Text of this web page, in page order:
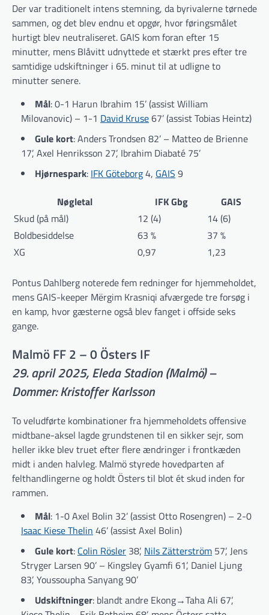
Der var traditionelt intens stemning, da byrivalerne tørnede
sammen, og det blev endnu et opgør, hvor føringsmålet
hurtigt blev neutraliseret. GAIS kom foran efter 15
minutter, mens Blåvitt udnyttede et stærkt pres efter tre
samtidige udskiftninger i 65. minut til at udligne to
minutter senere.
Mål: 0-1 Harun Ibrahim 15’ (assist William
Milovanovic) – 1-1 David Kruse67’ (assist Tobias Heintz)
Gule kort: Anders Trondsen 82’ – Matteo de Brienne
17’, Axel Henriksson 27’, Ibrahim Diabaté 75’
Hjørnespark: IFK Göteborg4, GAIS 9
Nøgletal
IFK Gbg
GAIS
Skud (på mål)
12 (4)
14 (6)
Boldbesiddelse
63 %
37 %
XG
0,97 1,23
Pontus Dahlberg noterede fem redninger for hjemmeholdet,
mens GAIS-keeper Mërgim Krasniqi afværgede tre forsøg i
en kamp, hvor gæsterne også blev fanget i offside seks
gange.
Malmö FF 2 – 0 Östers IF
29. april 2025, Eleda Stadion (Malmö) –
Dommer: Kristoffer Karlsson
To veludførte kombinationer fra hjemmeholdets offensive
midtbane-aksel lagde grundstenen til en sikker sejr, som
heller ikke blev truet efter flere ændringer i frontkæden
midt i anden halvleg. Malmö styrede hovedparten af
felthandlingerne og holdt Östers til blot ét skud inden for
rammen.
Mål: 1-0 Axel Bolin 32’ (assist Otto Rosengren) – 2-0
Isaac Kiese Thelin 46’ (assist Axel Bolin)
Gule kort: Colin Rösler 38’, Nils Zätterström 57’, Jens
Stryger Larsen 90’ – Kingsley Gyamfi 61’, Daniel Ljung
83’, Youssoupha Sanyang 90’
Udskiftninger: blandt andre Ekong→Taha Ali 67’,